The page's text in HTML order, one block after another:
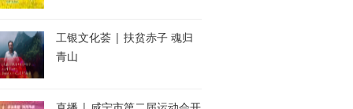
工银文化荟 | 扶贫赤子 魂归
青山